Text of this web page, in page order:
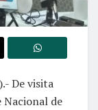
De visita
de